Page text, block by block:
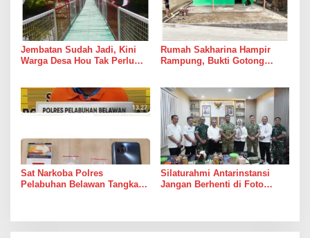
Jembatan Sudah Jadi, Kini
Warga Desa Hou Tak Perlu
Rumah Sakharina Hampir
Rampung, Bukti Gotong
Sat Narkoba Polres
Pelabuhan Belawan Tangkap
Silaturahmi Antarinstansi
Jangan Berhenti di Foto